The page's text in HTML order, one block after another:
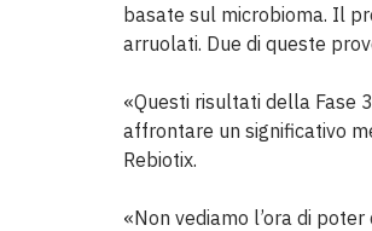
basate sul microbioma. Il
arruolati. Due di queste
«Questi risultati della Fase
affrontare un significativo
Rebiotix.
«Non vediamo l’ora di